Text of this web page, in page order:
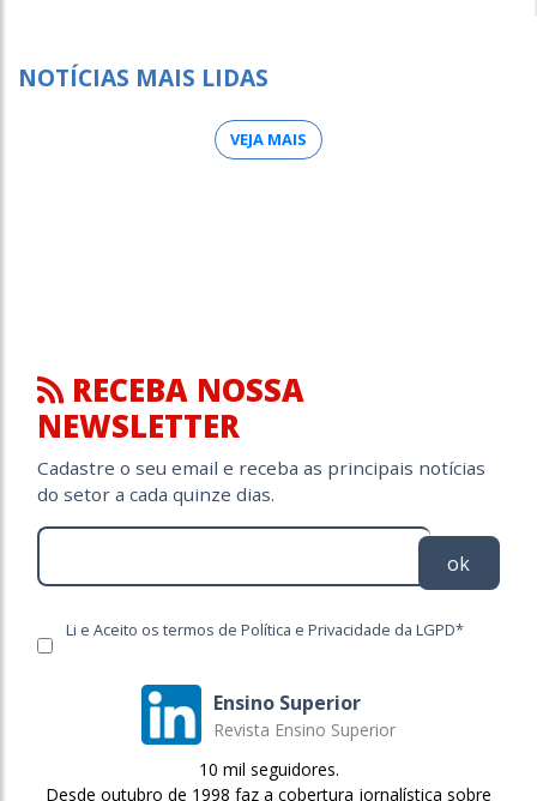
NOTÍCIAS MAIS LIDAS
VEJA MAIS
RECEBA NOSSA
NEWSLETTER
Cadastre o seu email e receba as principais notícias
do setor a cada quinze dias.
ok
Li e Aceito os termos de Política e Privacidade da LGPD*
Ensino Superior
Revista Ensino Superior
10 mil seguidores.
Desde outubro de 1998 faz a cobertura jornalística sobre